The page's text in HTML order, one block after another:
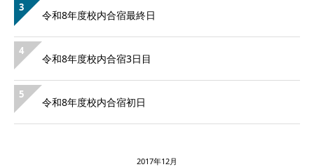
3
令和8年度校内合宿最終日
4
令和8年度校内合宿3日目
5
令和8年度校内合宿初日
2017年12月